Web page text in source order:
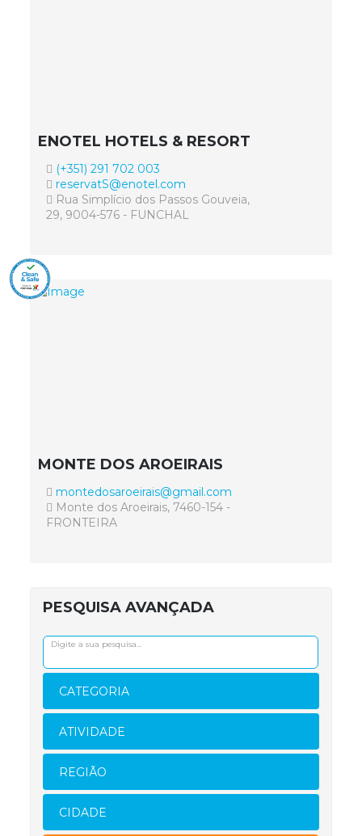
ENOTEL HOTELS & RESORT
(+351) 291 702 003
reservatS@enotel.com
Rua Simplício dos Passos Gouveia,
29, 9004-576 - FUNCHAL
MONTE DOS AROEIRAIS
montedosaroeirais@gmail.com
Monte dos Aroeirais, 7460-154 -
FRONTEIRA
PESQUISA AVANÇADA
CATEGORIA
ATIVIDADE
REGIÃO
CIDADE